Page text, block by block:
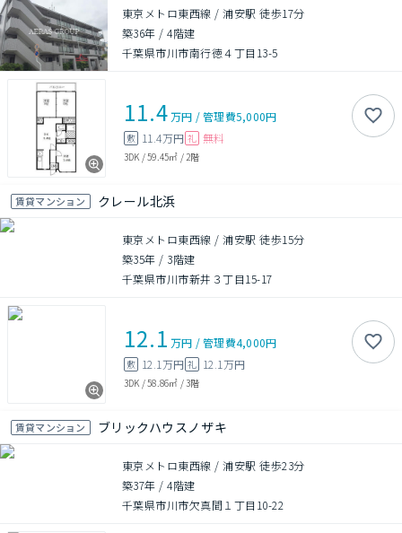
東京メトロ東西線 / 浦安駅 徒歩17分
築36年 /4階建
千葉県市川市南行徳４丁目13-5
11.4万円 /管理費5,000円
敷 11.4万円 礼 無料
3DK /59.45㎡ / 2階
賃貸マンション クレール北浜
東京メトロ東西線 / 浦安駅 徒歩15分
築35年 / 3階建
千葉県市川市新井３丁目15-17
12.1 万円 /管理費4,000円
敷 12.1万円 礼 12.1万円
3DK /58.86㎡ /3階
賃貸マンション ブリックハウスノザキ
東京メトロ東西線 / 浦安駅 徒歩23分
築37年 /4階建
千葉県市川市欠真間１丁目10-22